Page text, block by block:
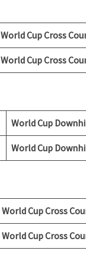
World Cup Cross
World Cup Cross
World Cup
World Cup
World Cup Cross
World Cup Cross